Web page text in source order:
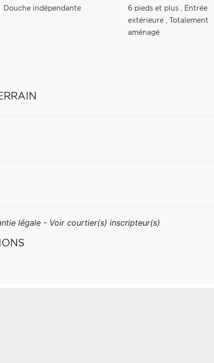
Douche indépendante
6 pieds et plus , Entrée
extérieure ,
Totalement
aménagé
légale - Voir courtier(s) inscripteur(s)